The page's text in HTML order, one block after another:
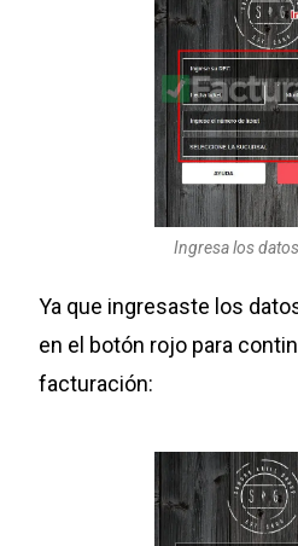
Ingresa los
Ya que ingresaste los
en el botón rojo para
facturación: